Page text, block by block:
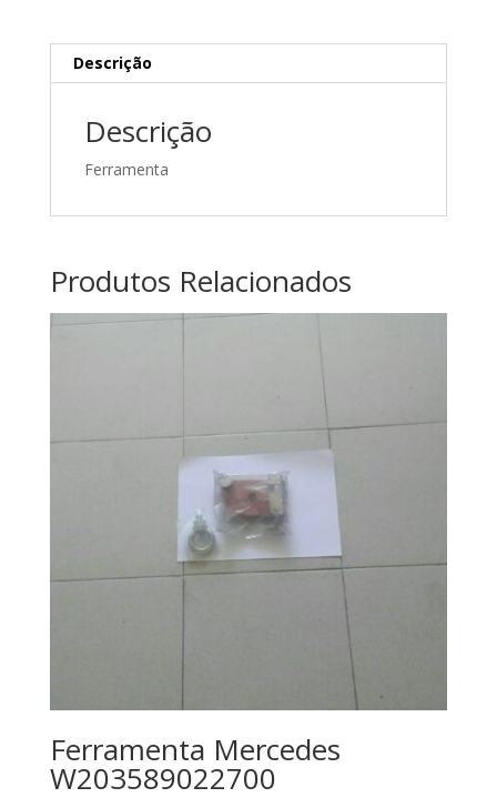
Descrição
Descrição
Ferramenta
Produtos Relacionados
Ferramenta Mercedes
W203589022700